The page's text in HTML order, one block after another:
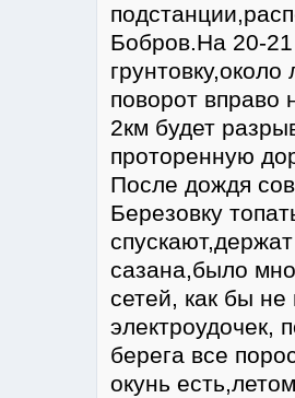
Бобров.На 20-21
поворот вправо
2км будет
проторенную
После дождя
Березовку
сазана,было
сетей, как бы не
электроудочек,
берега все
окунь